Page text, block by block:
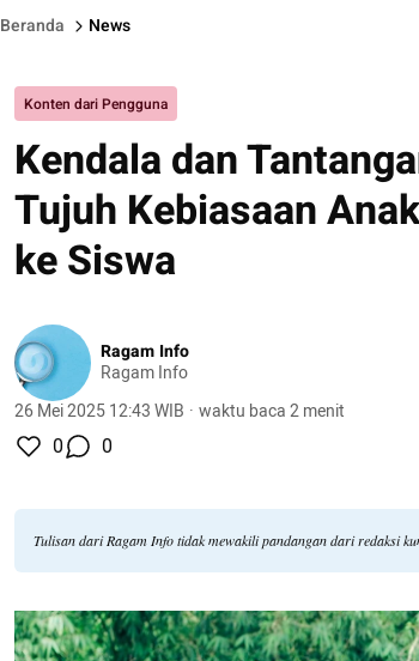
Beranda News
Konten dari Pengguna
Kendala dan
Tujuh Kebiasaan
ke Siswa
Ragam Info
Ragam Info
26 Mei 2025 12:43 WIB · waktu baca 2 menit
0 0
Tulisan dari Ragam Info tidak mewakili pandangan dari redaksi